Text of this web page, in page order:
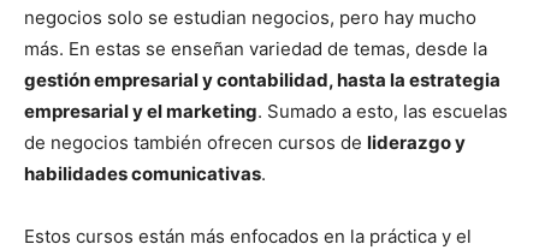
negocios solo se estudian negocios, pero hay mucho
más. En estas se enseñan variedad de temas, desde la
gestión empresarial y contabilidad, hasta la estrategia
empresarial y el marketing. Sumado a esto, las escuelas
de negocios también ofrecen cursos de liderazgo y
habilidades comunicativas.
Estos cursos están más enfocados en la práctica y el